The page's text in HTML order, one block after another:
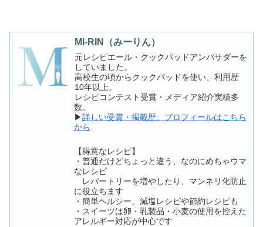
MI-RIN（みーりん）
元レシピエール・クックパッドアンバサダーを
していました。
高校生の頃からクックパッドを使い、利用歴
10年以上。
レシピコンテスト受賞・メディア紹介実績多
数。
▶詳しい受賞・掲載歴、プロフィールはこちら
から
【得意なレシピ】
・普通だけどちょっと違う、なのにめちゃウマ
なレシピ
レパートリーを増やしたり、マンネリ化防止
に役立ちます
・簡単ヘルシー、減塩レシピや節約レシピも
・スイーツは卵・乳製品・小麦の使用を控えた
アレルギー対応が中心です